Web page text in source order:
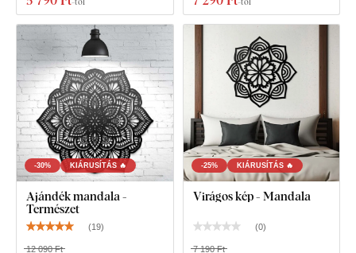
-30% KIÁRUSÍTÁS 🔥
Ajándék mandala -
Természet
(19)
12 090 Ft
-25% KIÁRUSÍTÁS 🔥
Virágos kép - Mandala
(0)
7 190 Ft